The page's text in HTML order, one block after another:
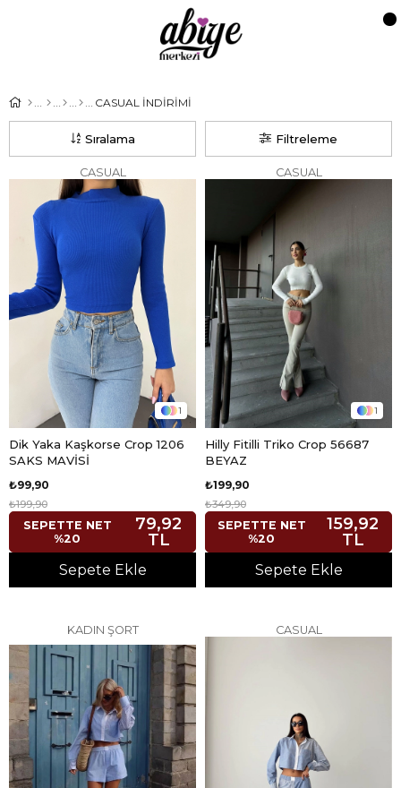
CASUAL İNDİRİMİ
Filtreleme
Sıralama
CASUAL
1
Dik Yaka Kaşkorse Crop 1206
SAKS MAVİSİ
₺99,90
₺199,90
SEPETTE NET
%20
79,92
TL
Sepete Ekle
CASUAL
1
Hilly Fitilli Triko Crop 56687
BEYAZ
₺199,90
₺349,90
SEPETTE NET
%20
159,92
TL
Sepete Ekle
KADIN ŞORT CASUAL